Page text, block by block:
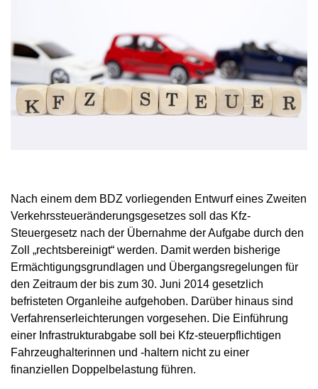
Nach einem dem BDZ vorliegenden Entwurf eines Zweiten
Verkehrssteueränderungsgesetzes soll das Kfz-
Steuergesetz nach der Übernahme der Aufgabe durch den
Zoll „rechtsbereinigt“ werden. Damit werden bisherige
Ermächtigungsgrundlagen und Übergangsregelungen für
den Zeitraum der bis zum 30. Juni 2014 gesetzlich
befristeten Organleihe aufgehoben. Darüber hinaus sind
Verfahrenserleichterungen vorgesehen. Die Einführung
einer Infrastrukturabgabe soll bei Kfz-steuerpflichtigen
Fahrzeughalterinnen und -haltern nicht zu einer
finanziellen Doppelbelastung führen.